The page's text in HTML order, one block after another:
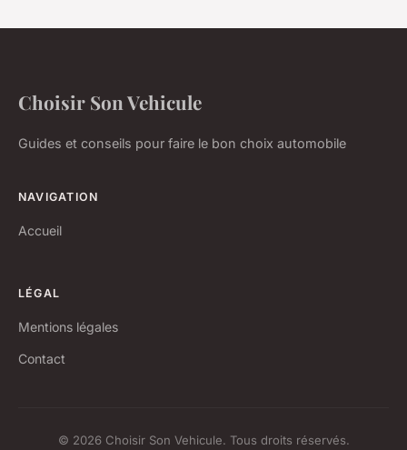
Choisir Son Vehicule
Guides et conseils pour faire le bon choix automobile
NAVIGATION
Accueil
LÉGAL
Mentions légales
Contact
© 2026 Choisir Son Vehicule. Tous droits réservés.